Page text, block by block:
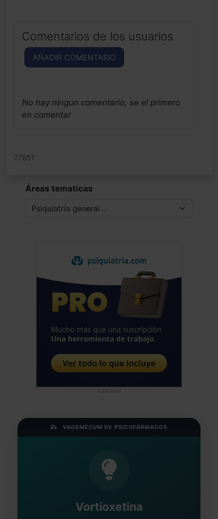
Comentarios de los usuarios
AÑADIR COMENTARIO
No hay ningun comentario, se el primero
en comentar
77851
Áreas tematicas
Publicidad
VADEMÉCUM DE PSICOFÁRMACOS
Vortioxetina